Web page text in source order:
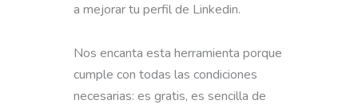
a mejorar tu perfil de Linkedin.
Nos encanta esta herramienta porque
cumple con todas las condiciones
necesarias: es gratis, es sencilla de